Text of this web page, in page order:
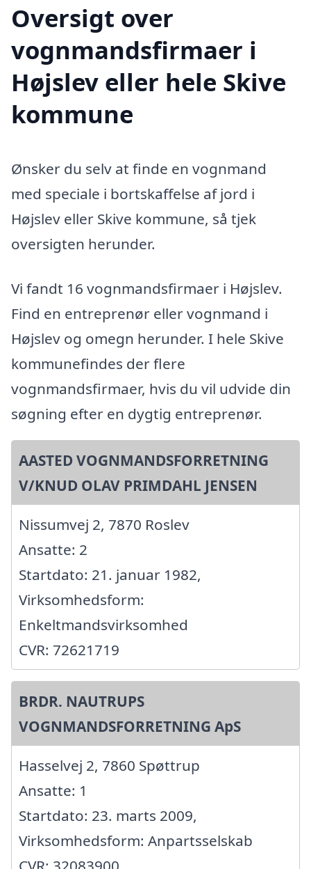
Oversigt over
vognmandsfirmaer i
Højslev eller hele Skive
kommune
Ønsker du selv at finde en vognmand
med speciale i bortskaffelse af jord i
Højslev eller Skive kommune, så tjek
oversigten herunder.
Vi fandt 16 vognmandsfirmaer i Højslev.
Find en entreprenør eller vognmand i
Højslev og omegn herunder. I hele Skive
kommunefindes der flere
vognmandsfirmaer, hvis du vil udvide din
søgning efter en dygtig entreprenør.
AASTED VOGNMANDSFORRETNING
V/KNUD OLAV PRIMDAHL JENSEN
Nissumvej 2, 7870 Roslev
Ansatte: 2
Startdato: 21. januar 1982,
Virksomhedsform:
Enkeltmandsvirksomhed
CVR: 72621719
BRDR. NAUTRUPS
VOGNMANDSFORRETNING ApS
Hasselvej 2, 7860 Spøttrup
Ansatte: 1
Startdato: 23. marts 2009,
Virksomhedsform: Anpartsselskab